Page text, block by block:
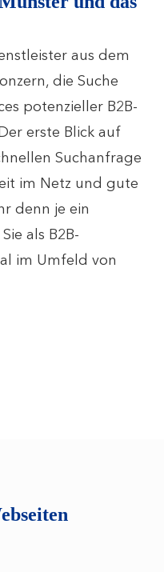
aus dem
die Suche
potenzieller B2B-
erste Blick auf
Suchanfrage
im Netz und gute
denn je ein
als B2B-
im Umfeld von